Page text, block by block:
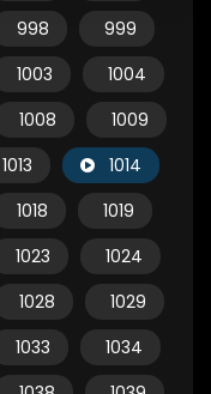
998
999
1003
1004
1008
1009
1013
1014
1018
1019
1023
1024
1028
1029
1033
1034